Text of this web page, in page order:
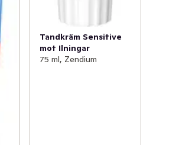
Tandkräm Sensitive
mot Ilningar
75 ml, Zendium